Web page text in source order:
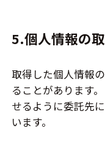
5.個人情報の
取得した個人情報
ることがあります
せるように委託先
います。